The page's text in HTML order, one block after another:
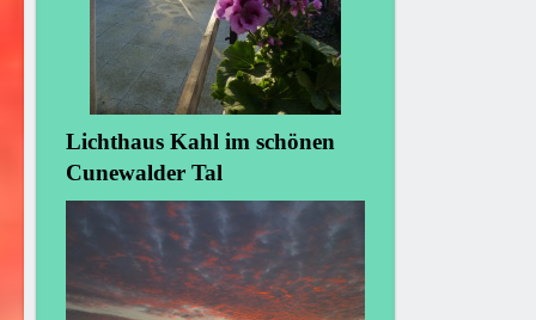
Lichthaus Kahl im schönen
Cunewalder Tal